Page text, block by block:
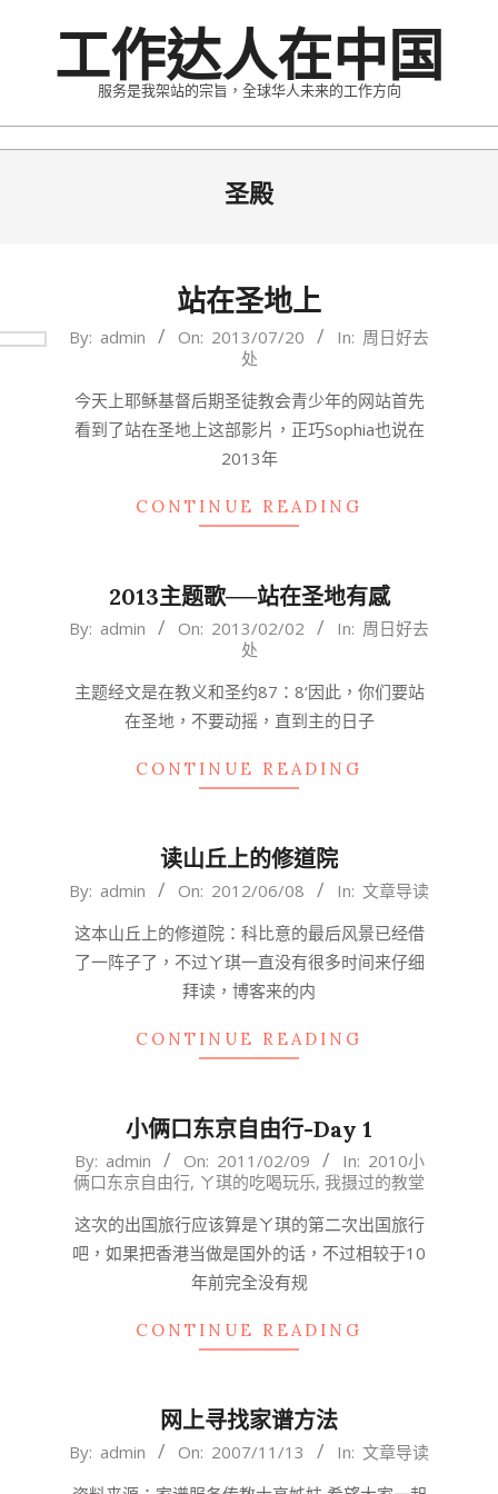
content工作达人在中国
服务是我架站的宗旨，全球华人未来的工作方向
圣殿
站在圣地上
2013-
20
By: admin On: 2013/07/20 In: 周日好去
处
今天上耶稣基督后期圣徒教会青少年的网站首先
看到了站在圣地上这部影片，正巧Sophia也说在
2013年
CONTINUE READING
2013主题歌──站在圣地有感
2013-
02
By: admin On: 2013/02/02 In: 周日好去
处
主题经文是在教义和圣约87：8‘因此，​你们​要​站​
在​圣地，​不要​动摇，​直到​主​的​日子​
CONTINUE READING
读山丘上的修道院
2012-
08
By: admin On: 2012/06/08 In: 文章导读
这本山丘上的修道院：科比意的最后风景已经借
了一阵子了，不过ㄚ琪一直没有很多时间来仔细
拜读，博客来的内
CONTINUE READING
小俩口东京自由行-Day 1
2011-
02-
09
By: admin On: 2011/02/09 In: 2010小
俩口东京自由行, ㄚ琪的吃喝玩乐, 我摄过的教堂
这次的出国旅行应该算是ㄚ琪的第二次出国旅行
吧，如果把香港当做是国外的话，不过相较于10
年前完全没有规
CONTINUE READING
网上寻找家谱方法
2007-
By: admin On: 2007/11/13 In: 文章导读